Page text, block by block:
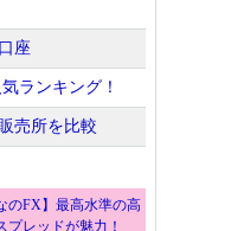
座
ランキング！
売所を比較
のFX】最高水準の高
プレッドが魅力！